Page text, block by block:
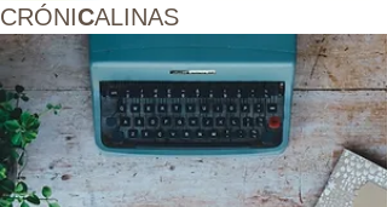
CRÓNICALINAS